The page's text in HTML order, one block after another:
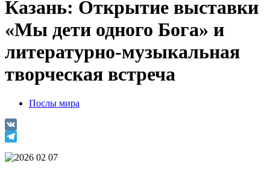
Казань: Открытие выставки
«Мы дети одного Бога» и
литературно-музыкальная
творческая встреча
Послы мира
VK